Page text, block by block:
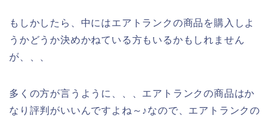
もしかしたら、中にはエアトランクの商品を購入しよ
うかどうか決めかねている方もいるかもしれません
が、、、
多くの方が言うように、、、エアトランクの商品はか
なり評判がいいんですよね～♪なので、エアトランクの